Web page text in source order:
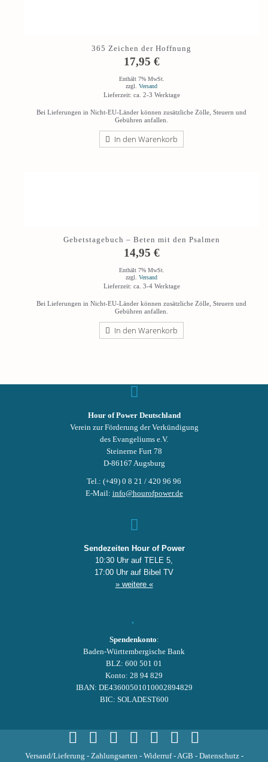
365 Zeichen der Hoffnung
17,95 €
Enthält 7% MwSt.
zzgl. Versand
Lieferzeit: ca. 2-3 Werktage
Bei Lieferungen in Nicht-EU-Länder können zusätzliche Zölle, Steuern und
Gebühren anfallen.
In den Warenkorb
Gebetstagebuch – Beten mit den Psalmen
14,95 €
Enthält 7% MwSt.
zzgl. Versand
Lieferzeit: ca. 3-4 Werktage
Bei Lieferungen in Nicht-EU-Länder können zusätzliche Zölle, Steuern und
Gebühren anfallen.
In den Warenkorb
Hour of Power Deutschland
Verein zur Förderung der Verkündigung
des Evangeliums e.V.
Steinerne Furt 78
D-86167 Augsburg
Tel.: (+49) 0 8 21 / 420 96 96
E-Mail: info@hourofpower.de
Sendezeiten Hour of Power
10:30 Uhr auf TELE 5,
17:00 Uhr auf Bibel TV
» weitere «
Spendenkonto:
Baden-Württembergische Bank
BLZ: 600 501 01
Konto: 28 94 829
IBAN: DE43600501010002894829
BIC: SOLADEST600
Versand/Lieferung - Zahlungsarten - Widerruf- AGB - Datenschutz-